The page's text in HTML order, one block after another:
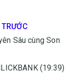
Sâu cùng Son
(19:39)